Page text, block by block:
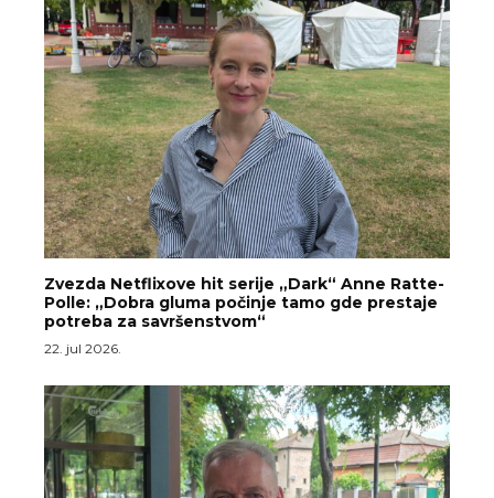
Zvezda Netflixove hit serije „Dark“ Anne Ratte-
Polle: „Dobra gluma počinje tamo gde prestaje
potreba za savršenstvom“
22. jul 2026.